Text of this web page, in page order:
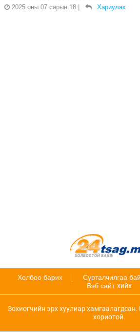
2025 оны 07 сарын 18
Хариулах
Холбоо барих Сурталчилгаа
Вэб сайт хийх
Зохиогчийн эрх хуулиар
хориотой.